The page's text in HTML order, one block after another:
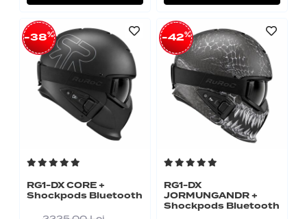
-38%
RG1-DX CORE +
Shockpods Bluetooth
-42%
RG1-DX
JORMUNGANDR +
Shockpods Bluetooth